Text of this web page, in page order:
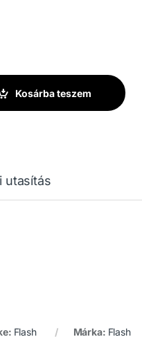
CASE4 mennyiség
Kosárba teszem
utasítás
Flash Márka: Flash